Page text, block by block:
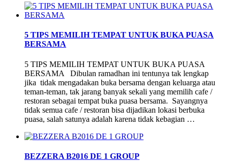
5 TIPS MEMILIH TEMPAT UNTUK BUKA PUASA
BERSAMA
5 TIPS MEMILIH TEMPAT UNTUK BUKA PUASA
BERSAMA Dibulan ramadhan ini tentunya tak lengkap
jika tidak mengadakan buka bersama dengan keluarga atau
teman-teman, tak jarang banyak sekali yang memilih cafe /
restoran sebagai tempat buka puasa bersama. Sayangnya
tidak semua cafe / restoran bisa dijadikan lokasi berbuka
puasa, salah satunya adalah karena tidak kebagian …
BEZZERA B2016 DE 1 GROUP